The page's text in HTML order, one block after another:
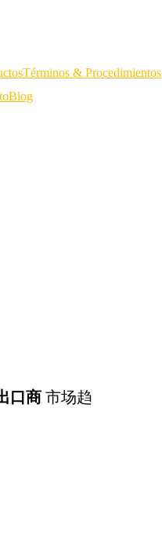
Términos & Procedimientos
Blog
口商 市场趋